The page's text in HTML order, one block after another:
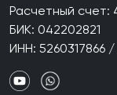
Расчетный счет:
БИК: 042202821
ИНН: 5260317866